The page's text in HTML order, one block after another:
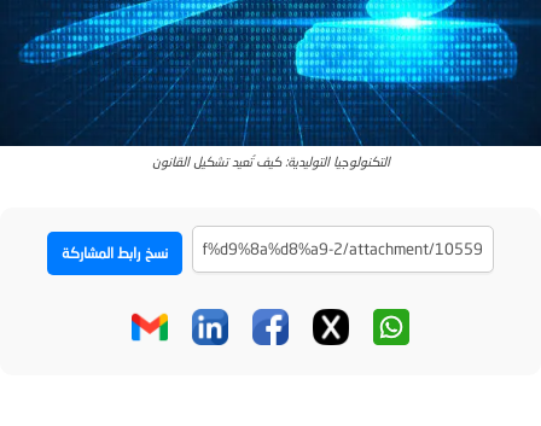
التكنولوجيا التوليدية: كيف تُعيد تشكيل القانون
نسخ رابط المشاركة